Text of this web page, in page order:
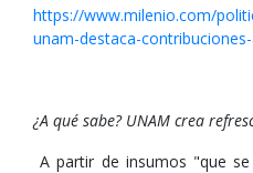
https://www.milenio.com/
unam-destaca-
¿A qué sabe? UNAM crea
A partir de insumos "que